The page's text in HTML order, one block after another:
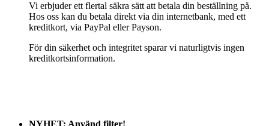
Vi erbjuder ett flertal säkra sätt att betala din beställning på.
Hos oss kan du betala direkt via din internetbank, med ett
kreditkort, via PayPal eller Payson.
För din säkerhet och integritet sparar vi naturligtvis ingen
kreditkortsinformation.
NYHET: Använd filter!